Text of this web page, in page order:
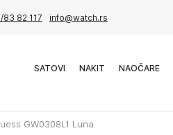
83 82 117 info@watch.rs
SATOVI NAKIT NAOČARE
GW0308L1 Luna